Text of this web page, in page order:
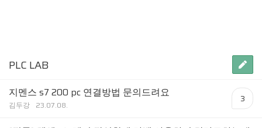
PLC LAB
지멘스 s7 200 pc 연결방법 문의드려요
김두강 23.07.08.
3